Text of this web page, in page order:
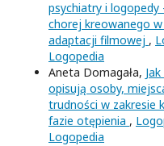
psychiatry i
chorej kreowanego
adaptacji filmowej ,
Logopedia
Aneta Domagała,
opisują osoby,
trudności w zakresie
fazie otępienia ,
Logopedia